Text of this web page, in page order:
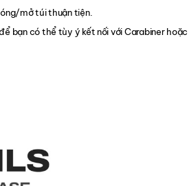
mở túi thuận tiện.
bạn có thể tùy ý kết nối với Carabiner